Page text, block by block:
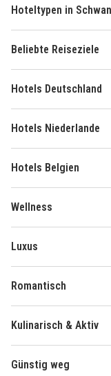
Hoteltypen in
Beliebte Reiseziele
Hotels Deutschland
Hotels Niederlande
Hotels Belgien
Wellness
Luxus
Romantisch
Kulinarisch & Aktiv
Günstig weg